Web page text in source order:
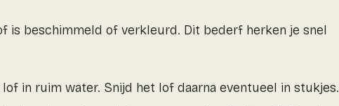
is beschimmeld of verkleurd. Dit bederf herken je snel
in ruim water. Snijd het lof daarna eventueel in stukjes.